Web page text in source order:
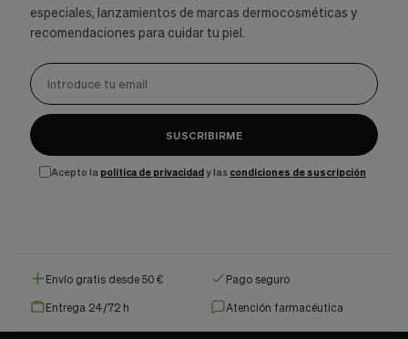
especiales, lanzamientos de marcas dermocosméticas y
recomendaciones para cuidar tu piel.
SUSCRIBIRME
Acepto la política de privacidady las condiciones de suscripción
Envío gratis desde 50 € Pago seguro
Entrega 24/72 h Atención farmacéutica